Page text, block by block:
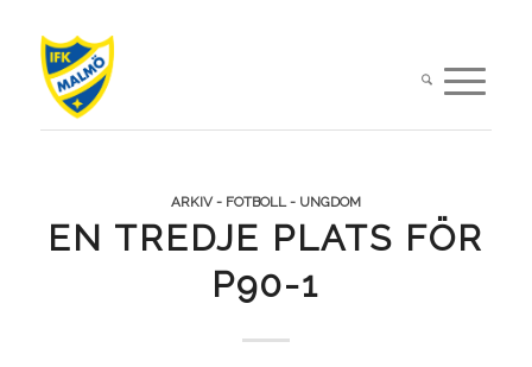
ARKIV - FOTBOLL - UNGDOM
EN TREDJE PLATS FÖR
P90-1